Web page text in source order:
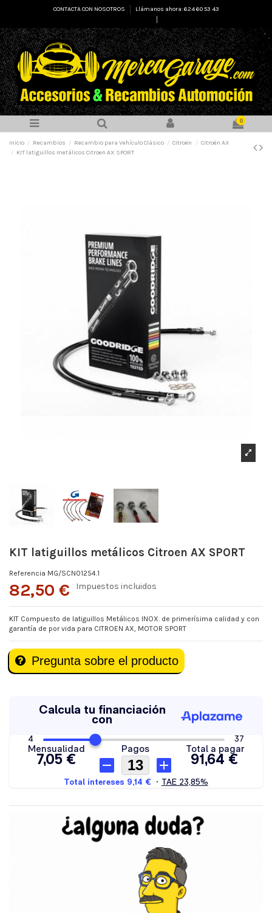
CONTACTA CON NOSOTROS
Llámanos ahora: 624 60 53 43
0
Inicio Recambios Recambio para Vehículo Clásico Citroën
Citroën AX
KIT latiguillos metálicos Citroen AX SPORT
KIT latiguillos metálicos Citroen AX SPORT
Referencia MG/SCN01254.1
82,50 € Impuestos incluidos
KIT Compuesto de latiguillos Metálicos INOX. de primerísima calidad y con
garantía de por vida para CITROEN AX, MOTOR SPORT
Pregunta sobre el producto